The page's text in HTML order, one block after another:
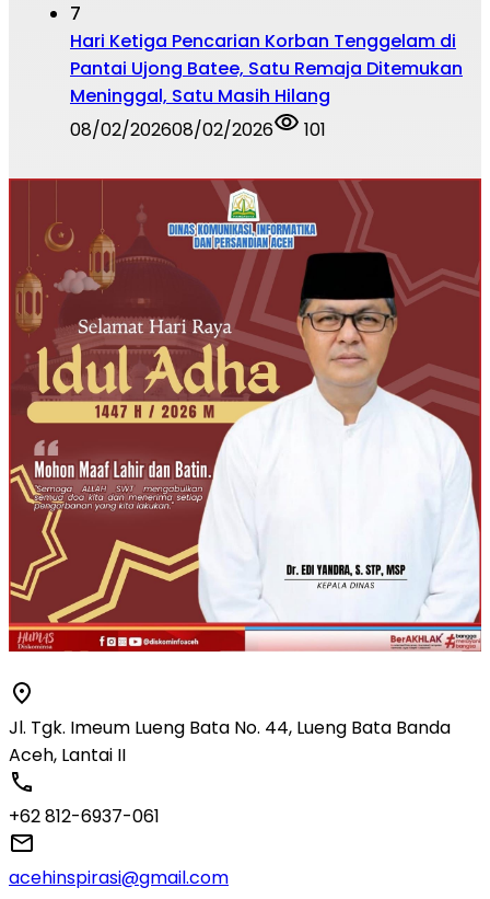
7
Hari Ketiga Pencarian Korban Tenggelam di
Pantai Ujong Batee, Satu Remaja Ditemukan
Meninggal, Satu Masih Hilang
08/02/202608/02/2026 101
Jl. Tgk. Imeum Lueng Bata No. 44, Lueng Bata Banda
Aceh, Lantai II
+62 812-6937-061
acehinspirasi@gmail.com